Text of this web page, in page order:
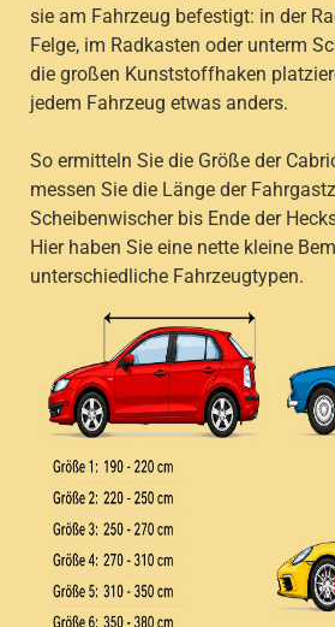
sie am Fahrzeug befestigt: in der
Felge, im Radkasten oder unterm
die großen Kunststoffhaken
jedem Fahrzeug etwas anders.
So ermitteln Sie die Größe der
messen Sie die Länge der
Scheibenwischer bis Ende der
Hier haben Sie eine nette kleine
unterschiedliche Fahrzeugtypen.